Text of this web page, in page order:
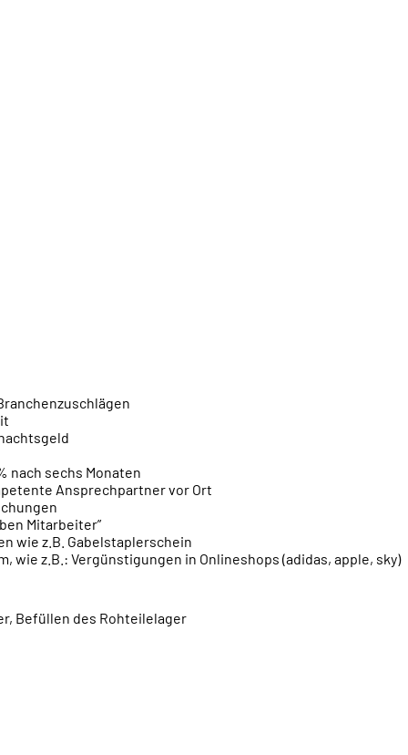
nach sechs Monaten
Ansprechpartner vor Ort
Mitarbeiter”
wie z.B. Gabelstaplerschein
z.B.: Vergünstigungen in Onlineshops (adidas, apple, sky)
Befüllen des Rohteilelager